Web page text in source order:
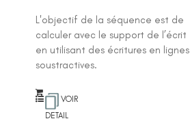
L'objectif de la séquence est de
calculer avec le support de l’écrit
en utilisant des écritures en lignes
soustractives.
VOIR
DETAIL